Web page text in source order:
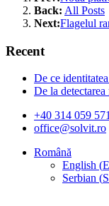
Back: All Posts
Next:Flagelul
Recent
De ce
De la
+40 314 059 571
office@solvit.ro
Română
English (
Serbian (